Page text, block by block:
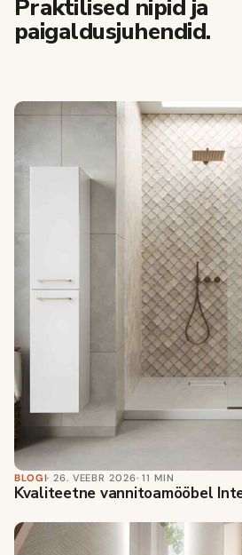
Praktilised nipid ja
paigaldusjuhendid.
BLOGI· 26. VEEBR 2026· 11 MIN
Kvaliteetne vannitoamööbel